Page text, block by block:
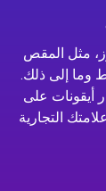
مثل المقص
وما إلى ذلك.
أيقونات على